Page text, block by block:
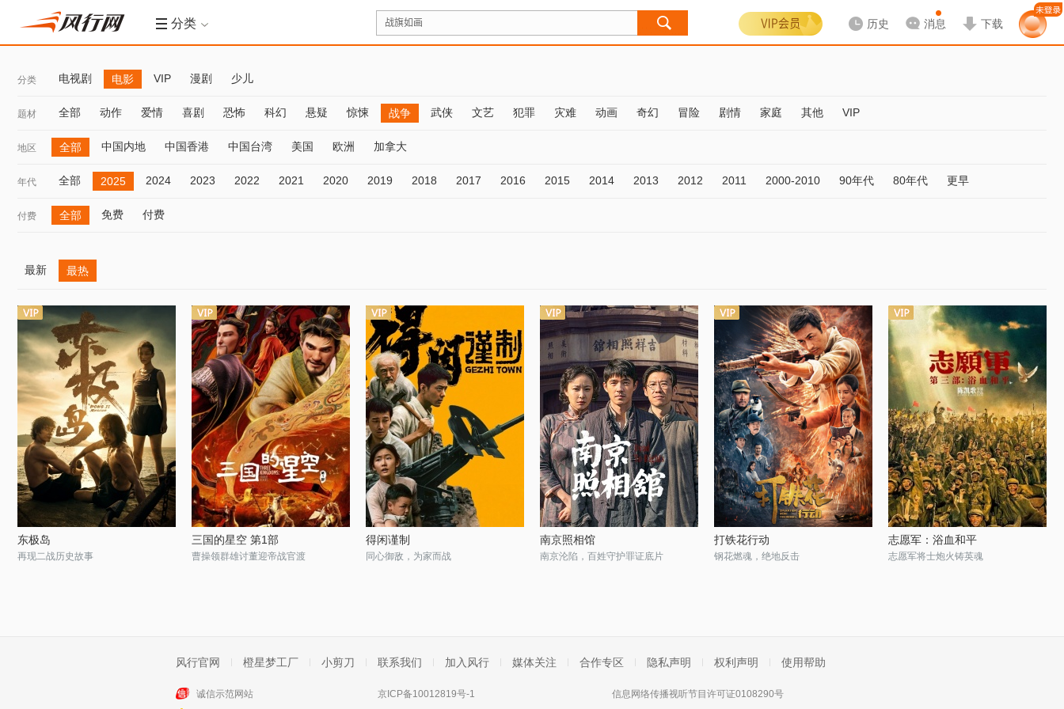
分类 历史 消息 下载
分类 电视剧 电影 VIP 漫剧 少儿
题材 全部 动作 爱情 喜剧 恐怖 科幻 悬疑 惊悚 战争 武侠 文艺 犯罪 灾难 动画 奇幻 冒险 剧情 家庭 其他 VIP
地区 全部 中国内地 中国香港 中国台湾 美国 欧洲 加拿大
年代 全部 2025 2024 2023 2022 2021 2020 2019 2018 2017 2016 2015 2014 2013 2012 2011 2000-2010 90年代 80年代 更早
付费 全部 免费 付费
最新 最热
东极岛
再现二战历史故事
三国的星空 第1部
曹操领群雄讨董迎帝战官渡
得闲谨制
同心御敌，为家而战
南京照相馆
南京沦陷，百姓守护罪证底片
打铁花行动
钢花燃魂，绝地反击
志愿军：浴血和平
志愿军将士炮火铸英魂
风行官网 橙星梦工厂 小剪刀 联系我们 加入风行 媒体关注 合作专区 隐私声明 权利声明 使用帮助
诚信示范网站 京ICP备10012819号-1 信息网络传播视听节目许可证0108290号